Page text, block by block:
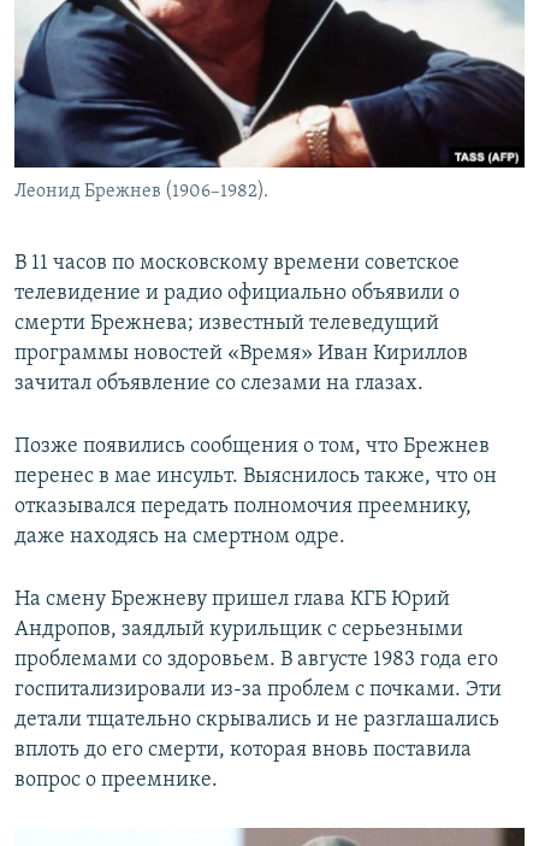
Леонид Брежнев (1906–1982).
В 11 часов по московскому времени советское
телевидение и радио официально объявили о
смерти Брежнева; известный телеведущий
программы новостей «Время» Иван Кириллов
зачитал объявление со слезами на глазах.
Позже появились сообщения о том, что Брежнев
перенес в мае инсульт. Выяснилось также, что он
отказывался передать полномочия преемнику,
даже находясь на смертном одре.
На смену Брежневу пришел глава КГБ Юрий
Андропов, заядлый курильщик с серьезными
проблемами со здоровьем. В августе 1983 года его
госпитализировали из-за проблем с почками. Эти
детали тщательно скрывались и не разглашались
вплоть до его смерти, которая вновь поставила
вопрос о преемнике.